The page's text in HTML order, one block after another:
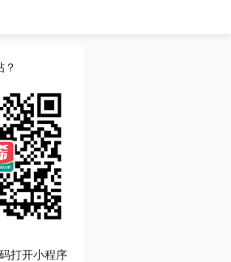
？
打开小程序